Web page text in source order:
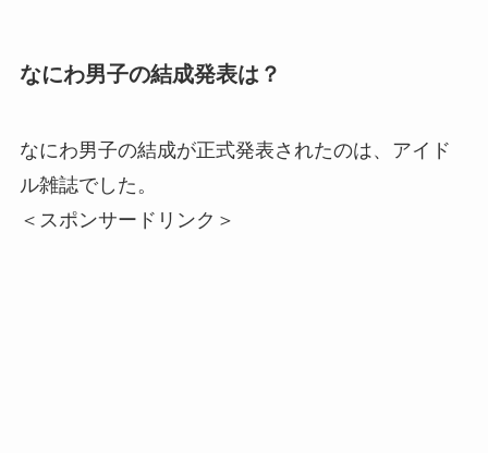
なにわ男子の結成発表は？
なにわ男子の結成が正式発表されたのは、アイド
ル雑誌でした。
＜スポンサードリンク＞